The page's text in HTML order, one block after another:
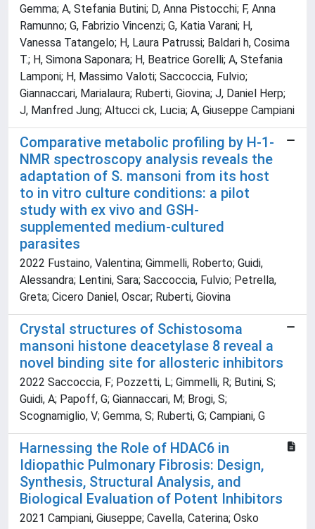
Gemma; A, Stefania Butini; D, Anna Pistocchi; F, Anna
Ramunno; G, Fabrizio Vincenzi; G, Katia Varani; H,
Vanessa Tatangelo; H, Laura Patrussi; Baldari h, Cosima
T.; H, Simona Saponara; H, Beatrice Gorelli; A, Stefania
Lamponi; H, Massimo Valoti; Saccoccia, Fulvio;
Giannaccari, Marialaura; Ruberti, Giovina; J, Daniel Herp;
J, Manfred Jung; Altucci ck, Lucia; A, Giuseppe Campiani
Comparative metabolic profiling by H-1-
NMR spectroscopy analysis reveals the
adaptation of S. mansoni from its host
to in vitro culture conditions: a pilot
study with ex vivo and GSH-
supplemented medium-cultured
parasites
2022 Fustaino, Valentina; Gimmelli, Roberto; Guidi,
Alessandra; Lentini, Sara; Saccoccia, Fulvio; Petrella,
Greta; Cicero Daniel, Oscar; Ruberti, Giovina
Crystal structures of Schistosoma
mansoni histone deacetylase 8 reveal a
novel binding site for allosteric inhibitors
2022 Saccoccia, F; Pozzetti, L; Gimmelli, R; Butini, S;
Guidi, A; Papoff, G; Giannaccari, M; Brogi, S;
Scognamiglio, V; Gemma, S; Ruberti, G; Campiani, G
Harnessing the Role of HDAC6 in
Idiopathic Pulmonary Fibrosis: Design,
Synthesis, Structural Analysis, and
Biological Evaluation of Potent Inhibitors
2021 Campiani, Giuseppe; Cavella, Caterina; Osko